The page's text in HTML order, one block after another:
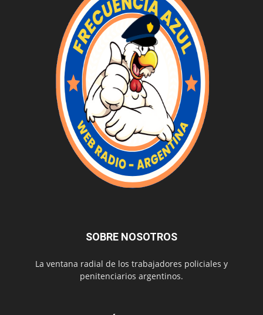
SOBRE NOSOTROS
La ventana radial de los trabajadores policiales y
penitenciarios argentinos.